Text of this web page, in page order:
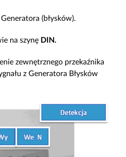
(błysków).
na szynę DIN.
zewnętrznego przekaźnika
z Generatora Błysków